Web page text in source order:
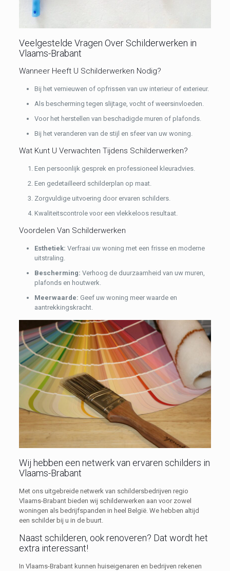
Veelgestelde Vragen Over Schilderwerken in
Vlaams-Brabant
Wanneer Heeft U Schilderwerken Nodig?
Bij het vernieuwen of opfrissen van uw interieur of exterieur.
Als bescherming tegen slijtage, vocht of weersinvloeden.
Voor het herstellen van beschadigde muren of plafonds.
Bij het veranderen van de stijl en sfeer van uw woning.
Wat Kunt U Verwachten Tijdens Schilderwerken?
Een persoonlijk gesprek en professioneel kleuradvies.
Een gedetailleerd schilderplan op maat.
Zorgvuldige uitvoering door ervaren schilders.
Kwaliteitscontrole voor een vlekkeloos resultaat.
Voordelen Van Schilderwerken
Esthetiek: Verfraai uw woning met een frisse en moderne
uitstraling.
Bescherming: Verhoog de duurzaamheid van uw muren,
plafonds en houtwerk.
Meerwaarde: Geef uw woning meer waarde en
aantrekkingskracht.
Wij hebben een netwerk van ervaren schilders in
Vlaams-Brabant
Met ons uitgebreide netwerk van schildersbedrijven regio
Vlaams-Brabant bieden wij schilderwerken aan voor zowel
woningen als bedrijfspanden in heel België. We hebben altijd
een schilder bij u in de buurt.
Naast schilderen, ook renoveren? Dat wordt het
extra interessant!
In Vlaams-Brabant kunnen huiseigenaren en bedrijven rekenen